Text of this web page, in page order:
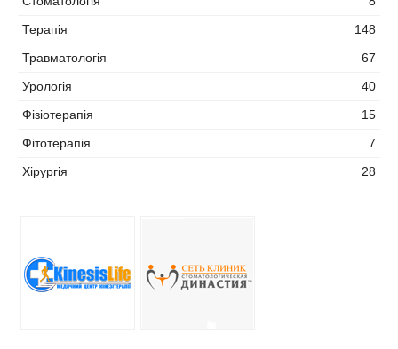
Терапія
148
Травматологія
67
Урологія
40
Фізіотерапія
15
Фітотерапія
7
Хірургія
28